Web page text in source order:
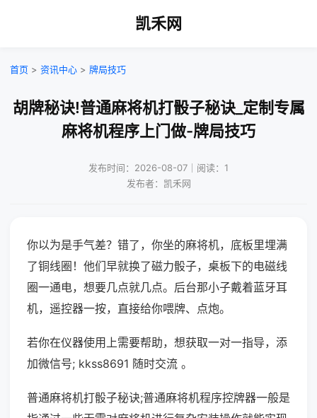
凯禾网
首页 > 资讯中心 > 牌局技巧
胡牌秘诀!普通麻将机打骰子秘诀_定制专属
麻将机程序上门做-牌局技巧
发布时间：2026-08-07｜阅读：1
发布者：凯禾网
你以为是手气差？错了，你坐的麻将机，底板里埋满
了铜线圈！他们早就换了磁力骰子，桌板下的电磁线
圈一通电，想要几点就几点。后台那小子戴着蓝牙耳
机，遥控器一按，直接给你喂牌、点炮。
若你在仪器使用上需要帮助，想获取一对一指导，添
加微信号; kkss8691 随时交流 。
普通麻将机打骰子秘诀;普通麻将机程序控牌器一般是